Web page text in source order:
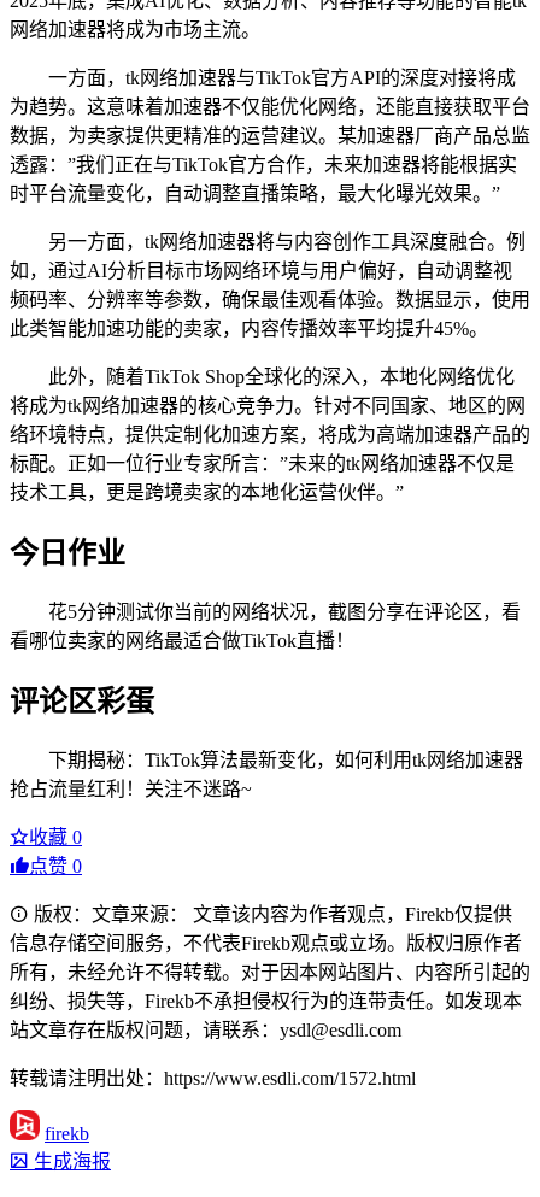
网络加速器将成为市场主流。
一方面，tk网络加速器与TikTok官方API的深度对接将成
为趋势。这意味着加速器不仅能优化网络，还能直接获取平台
数据，为卖家提供更精准的运营建议。某加速器厂商产品总监
透露：”我们正在与TikTok官方合作，未来加速器将能根据实
时平台流量变化，自动调整直播策略，最大化曝光效果。”
另一方面，tk网络加速器将与内容创作工具深度融合。例
如，通过AI分析目标市场网络环境与用户偏好，自动调整视
频码率、分辨率等参数，确保最佳观看体验。数据显示，使用
此类智能加速功能的卖家，内容传播效率平均提升45%。
此外，随着TikTok Shop全球化的深入，本地化网络优化
将成为tk网络加速器的核心竞争力。针对不同国家、地区的网
络环境特点，提供定制化加速方案，将成为高端加速器产品的
标配。正如一位行业专家所言：”未来的tk网络加速器不仅是
技术工具，更是跨境卖家的本地化运营伙伴。”
今日作业
花5分钟测试你当前的网络状况，截图分享在评论区，看
看哪位卖家的网络最适合做TikTok直播！
评论区彩蛋
下期揭秘：TikTok算法最新变化，如何利用tk网络加速器
抢占流量红利！关注不迷路~
收藏 0
点赞 0
版权：文章来源： 文章该内容为作者观点，Firekb仅提供
信息存储空间服务，不代表Firekb观点或立场。版权归原作者
所有，未经允许不得转载。对于因本网站图片、内容所引起的
纠纷、损失等，Firekb不承担侵权行为的连带责任。如发现本
站文章存在版权问题，请联系：ysdl@esdli.com
转载请注明出处：https://www.esdli.com/1572.html
firekb
生成海报